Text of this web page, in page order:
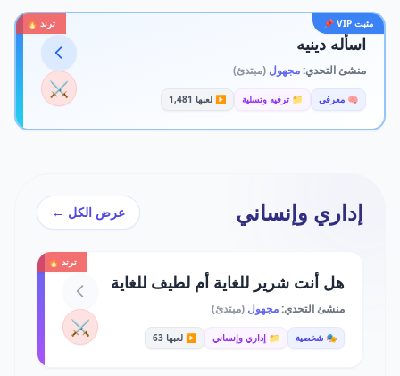
مثبت VIP 📌 ترند 🔥
اسأله دينيه
منشئ التحدي:مجهول (مبتدئ)
🧠 معرفي 📁 ترفيه وتسلية ▶️ لعبها 1,481 ⚔️
إداري وإنساني عرض الكل ←
ترند 🔥
هل أنت شرير للغاية أم لطيف للغاية
منشئ التحدي:مجهول (مبتدئ)
🎭 شخصية 📁 إداري وإنساني ▶️ لعبها 63 ⚔️